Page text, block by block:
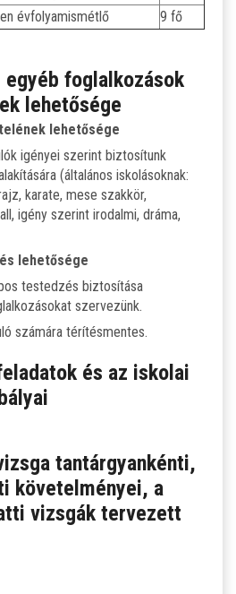
évfolyamismétlő
9 fő
foglalkozások
lehetősége
lehetősége
igényei szerint biztosítunk
(általános iskolásoknak:
karate, mese szakkör,
igény szerint irodalmi, dráma,
lehetősége
testedzés biztosítása
szervezünk.
számára térítésmentes.
és az iskolai
tantárgyankénti,
követelményei, a
vizsgák tervezett